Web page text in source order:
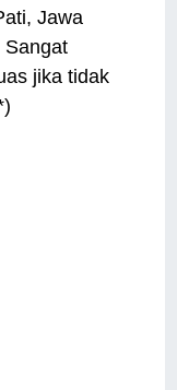
Jawa
Sangat
jika tidak